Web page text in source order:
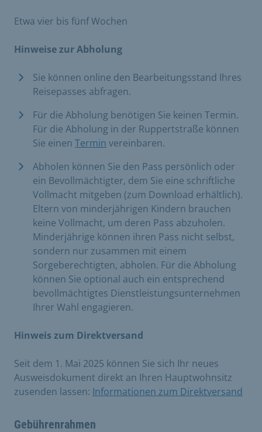
Etwa vier bis fünf Wochen
Hinweise zur Abholung
Sie können online den Bearbeitungsstand Ihres
Reisepasses abfragen.
Für die Abholung benötigen Sie keinen Termin.
Für die Abholung in der Ruppertstraße können
Sie einen Termin vereinbaren.
Abholen können Sie den Pass persönlich oder
ein Bevollmächtigter, dem Sie eine schriftliche
Vollmacht mitgeben (zum Download erhältlich).
Eltern von minderjährigen Kindern brauchen
keine Vollmacht, um deren Pass abzuholen.
Minderjährige können ihren Pass nicht selbst,
sondern nur zusammen mit einem
Sorgeberechtigten, abholen. Für die Abholung
können Sie optional auch ein entsprechend
bevollmächtigtes Dienstleistungsunternehmen
Ihrer Wahl engagieren.
Hinweis zum Direktversand
Seit dem 1. Mai 2025 können Sie sich Ihr neues
Ausweisdokument direkt an Ihren Hauptwohnsitz
zusenden lassen: Informationen zum Direktversand
Gebührenrahmen